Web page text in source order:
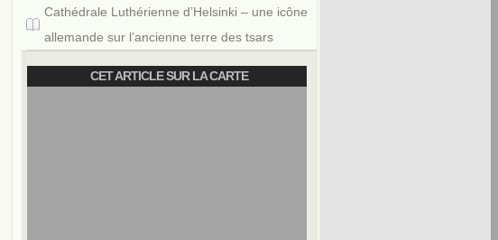
Cathédrale Luthérienne d’Helsinki – une icône
allemande sur l’ancienne terre des tsars
CET ARTICLE SUR LA CARTE